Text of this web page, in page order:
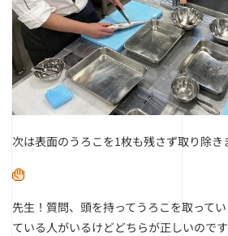
次は表面のうろこを1枚も残さず取り除き
先生！質問、頭を持ってうろこを取って
ている人がいるけどどちらが正しいので